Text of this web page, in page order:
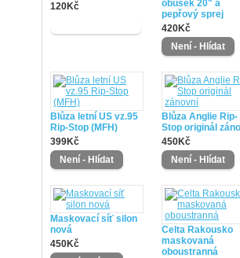
120Kč
obušek 20" a
pepřový sprej
420Kč
Blůza letní US vz.95
Rip-Stop (MFH)
399Kč
Blůza Anglie Rip-
Stop originál
450Kč
Maskovací síť silon
nová
450Kč
Celta Rakousko
maskovaná
oboustranná